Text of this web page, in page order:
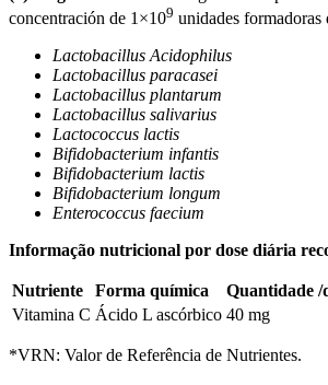
concentración de 1×109 unidades formadoras
Lactobacillus Acidophilus
Lactobacillus paracasei
Lactobacillus plantarum
Lactobacillus salivarius
Lactococcus lactis
Bifidobacterium infantis
Bifidobacterium lactis
Bifidobacterium longum
Enterococcus faecium
Informação nutricional por dose diária
Nutriente Forma química Quantidade /
Vitamina C Ácido L ascórbico 40 mg
*VRN: Valor de Referência de Nutrientes.